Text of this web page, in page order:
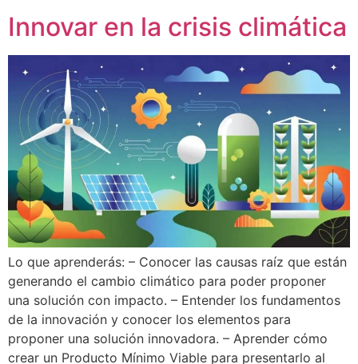
Innovar en la crisis climática
Lo que aprenderás: – Conocer las causas raíz que están
generando el cambio climático para poder proponer
una solución con impacto. – Entender los fundamentos
de la innovación y conocer los elementos para
proponer una solución innovadora. – Aprender cómo
crear un Producto Mínimo Viable para presentarlo al